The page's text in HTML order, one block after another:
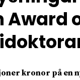
Award
kronor på en